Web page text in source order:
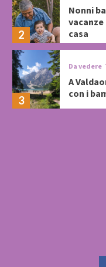
2
Nonni
casa
3
Da vedere
A
con i